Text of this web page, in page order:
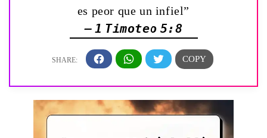
es peor que un infiel”
— 1 Timoteo 5:8